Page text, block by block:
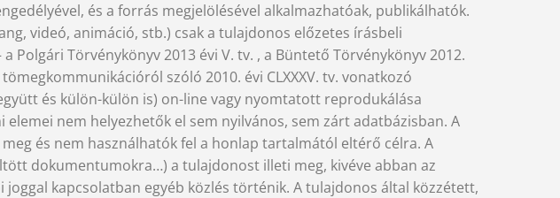
és a forrás megjelölésével alkalmazhatóak, publikálhatók.
videó, animáció, stb.) csak a tulajdonos előzetes írásbeli
Polgári Törvénykönyv 2013 évi V. tv. , a Büntető Törvénykönyv 2012.
szóló 2010. évi CLXXXV. tv. vonatkozó
és külön-külön is) on-line vagy nyomtatott reprodukálása
nem helyezhetők el sem nyilvános, sem zárt adatbázisban. A
és nem használhatók fel a honlap tartalmától eltérő célra. A
dokumentumokra…) a tulajdonost illeti meg, kivéve abban az
kapcsolatban egyéb közlés történik. A tulajdonos által közzétett,